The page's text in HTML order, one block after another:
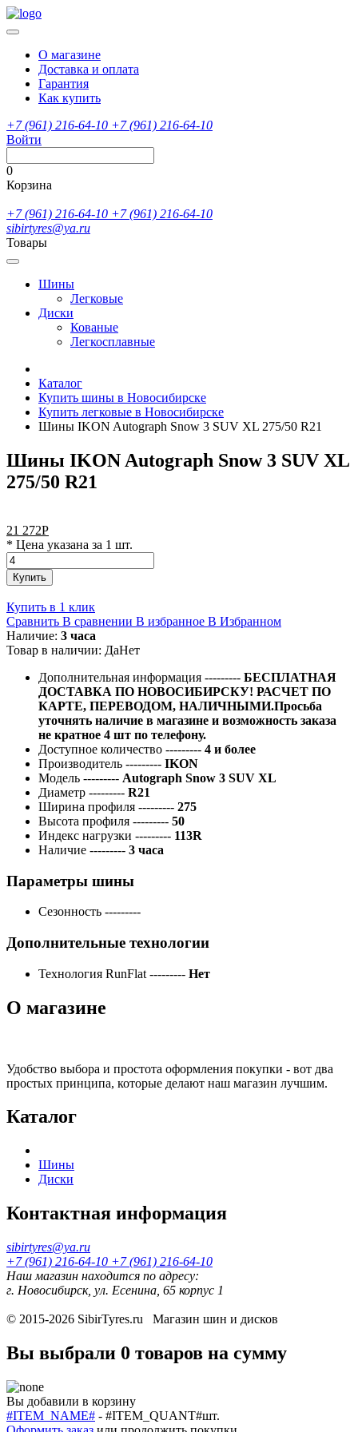
О магазине
Доставка и оплата
Гарантия
Как купить
+7 (961) 216-64-10 +7 (961) 216-64-10
Войти
0
Корзина
+7 (961) 216-64-10 +7 (961) 216-64-10
sibirtyres@ya.ru
Товары
Шины
Легковые
Диски
Кованые
Легкосплавные
Каталог
Купить шины в Новосибирске
Купить легковые в Новосибирске
Шины IKON Autograph Snow 3 SUV XL 275/50 R21
Шины IKON Autograph Snow 3 SUV XL
275/50 R21
21 272Р
* Цена указана за 1 шт.
Купить
Купить в 1 клик
Сравнить В сравнении В избранное В Избранном
Наличие: 3 часа
Товар в наличии: ДаНет
Дополнительная информация --------- БЕСПЛАТНАЯ
ДОСТАВКА ПО НОВОСИБИРСКУ! РАСЧЕТ ПО
КАРТЕ, ПЕРЕВОДОМ, НАЛИЧНЫМИ.Просьба
уточнять наличие в магазине и возможность заказа
не кратное 4 шт по телефону.
Доступное количество --------- 4 и более
Производитель --------- IKON
Модель --------- Autograph Snow 3 SUV XL
Диаметр --------- R21
Ширина профиля --------- 275
Высота профиля --------- 50
Индекс нагрузки --------- 113R
Наличие --------- 3 часа
Параметры шины
Сезонность ---------
Дополнительные технологии
Технология RunFlat --------- Нет
О магазине
Удобство выбора и простота оформления покупки - вот два
простых принципа, которые делают наш магазин лучшим.
Каталог
Шины
Диски
Контактная информация
sibirtyres@ya.ru
+7 (961) 216-64-10 +7 (961) 216-64-10
Наш магазин находится по адресу:
г. Новосибирск, ул. Есенина, 65 корпус 1
© 2015-2026 SibirTyres.ru Магазин шин и дисков
Вы выбрали 0 товаров на сумму
Вы добавили в корзину
#ITEM_NAME# - #ITEM_QUANT#шт.